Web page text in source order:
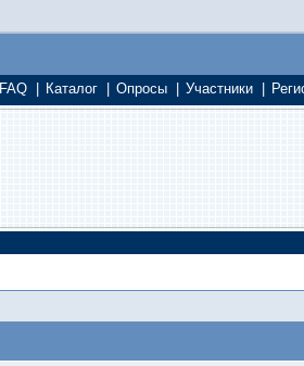
FAQ Каталог Опросы Участники